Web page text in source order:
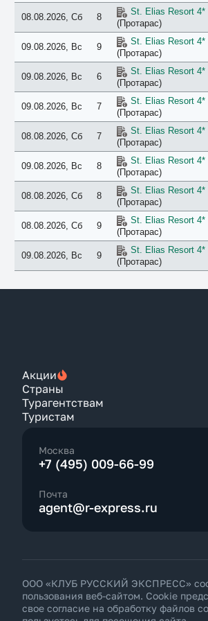
08.08.2026, Сб 8
St. Elias Resort 4*
(Протарас)
09.08.2026, Вс 9
St. Elias Resort 4*
(Протарас)
09.08.2026, Вс 6
St. Elias Resort 4*
(Протарас)
09.08.2026, Вс 7
St. Elias Resort 4*
(Протарас)
08.08.2026, Сб 7
St. Elias Resort 4*
(Протарас)
09.08.2026, Вс 8
St. Elias Resort 4*
(Протарас)
08.08.2026, Сб 8
St. Elias Resort 4*
(Протарас)
08.08.2026, Сб 9
St. Elias Resort 4*
(Протарас)
09.08.2026, Вс 9
St. Elias Resort 4*
(Протарас)
Акции
Страны
Турагентствам
Туристам
Москва
+7 (495) 009-66-99
Почта
agent@r-express.ru
ООО «КЛУБ РУССКИЙ ЭКСПРЕСС»
пользования веб-сайтом. Cookie
свое согласие на обработку файлов